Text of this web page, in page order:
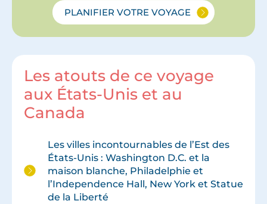
PLANIFIER VOTRE VOYAGE
Les atouts de ce voyage
aux États-Unis et au
Canada
Les villes incontournables de l’Est des
États-Unis : Washington D.C. et la
maison blanche, Philadelphie et
l’Independence Hall, New York et Statue
de la Liberté